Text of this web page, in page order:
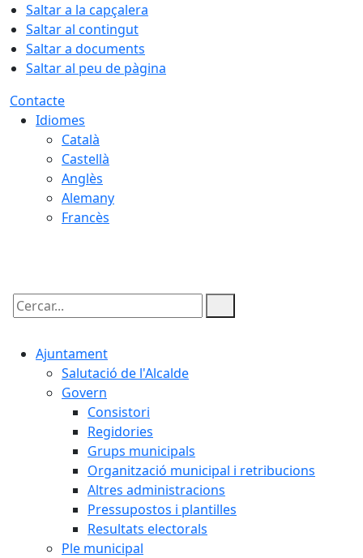
Saltar a la capçalera
Saltar al contingut
Saltar a documents
Saltar al peu de pàgina
Contacte
Idiomes
Català
Castellà
Anglès
Alemany
Francès
Cercar:
Ajuntament
Salutació de l'Alcalde
Govern
Consistori
Regidories
Grups municipals
Organització municipal i retribucions
Altres administracions
Pressupostos i plantilles
Resultats electorals
Ple municipal